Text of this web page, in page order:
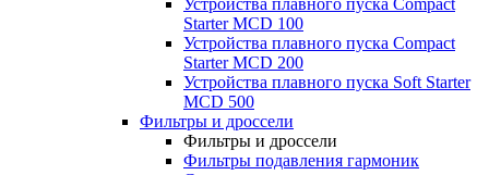
Устройства плавного пуска Compact
Starter MCD 100
Устройства плавного пуска Compact
Starter MCD 200
Устройства плавного пуска Soft Starter
MCD 500
Фильтры и дроссели
Фильтры и дроссели
Фильтры подавления гармоник